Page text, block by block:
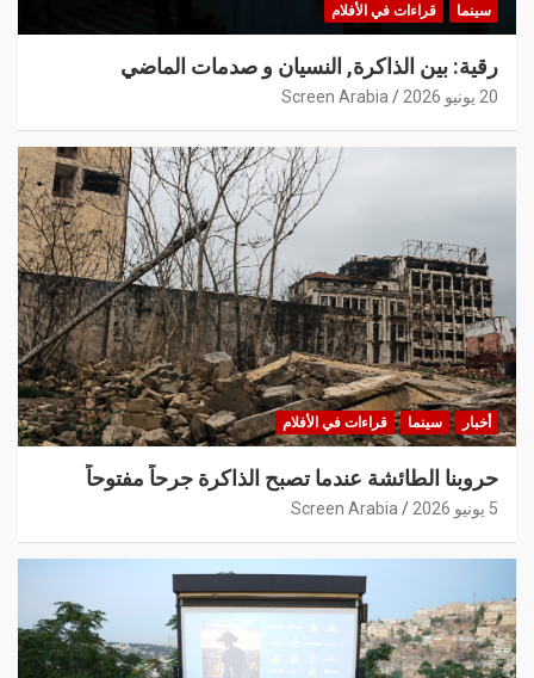
سينما قراءات في الأفلام
رقية: بين الذاكرة, النسيان و صدمات الماضي
20 يونيو 2026 Screen Arabia
أخبار سينما قراءات في الأفلام
حروبنا الطائشة عندما تصبح الذاكرة جرحاً مفتوحاً
5 يونيو 2026 Screen Arabia